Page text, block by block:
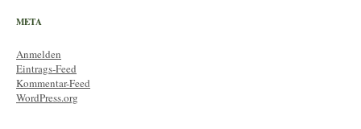
META
Anmelden
Eintrags-Feed
Kommentar-Feed
WordPress.org